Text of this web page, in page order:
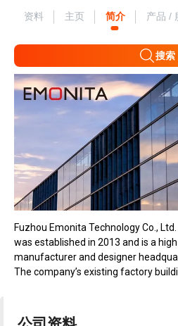
资料 主页 简介 产品 /
搜索
Fuzhou Emonita Technology Co., Ltd.
was established in 2013 and is a
manufacturer and designer
The company’s existing factory